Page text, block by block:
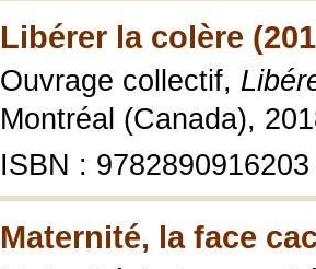
Libérer la colère
Ouvrage collectif,
Montréal (Canada),
ISBN : 9782890916203
Maternité, la face